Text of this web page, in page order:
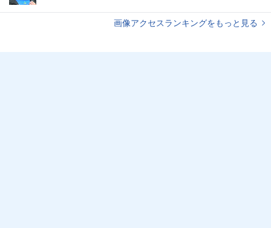
画像アクセスランキングをもっと見る